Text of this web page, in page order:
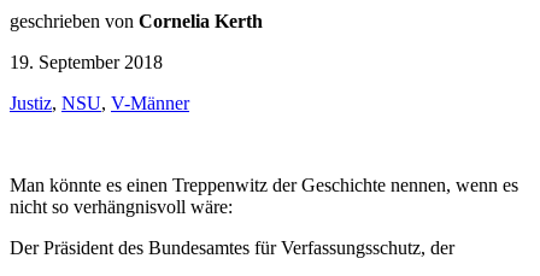
geschrieben von Cornelia Kerth
19. September 2018
Justiz, NSU, V-Männer
Man könnte es einen Treppenwitz der Geschichte nennen, wenn es
nicht so verhängnisvoll wäre:
Der Präsident des Bundesamtes für Verfassungsschutz, der